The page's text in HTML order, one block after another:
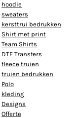
hoodie
sweaters
kersttrui bedrukken
Shirt met print
Team Shirts
DTF Transfers
fleece truien
truien bedrukken
Polo
kleding
Designs
Offerte